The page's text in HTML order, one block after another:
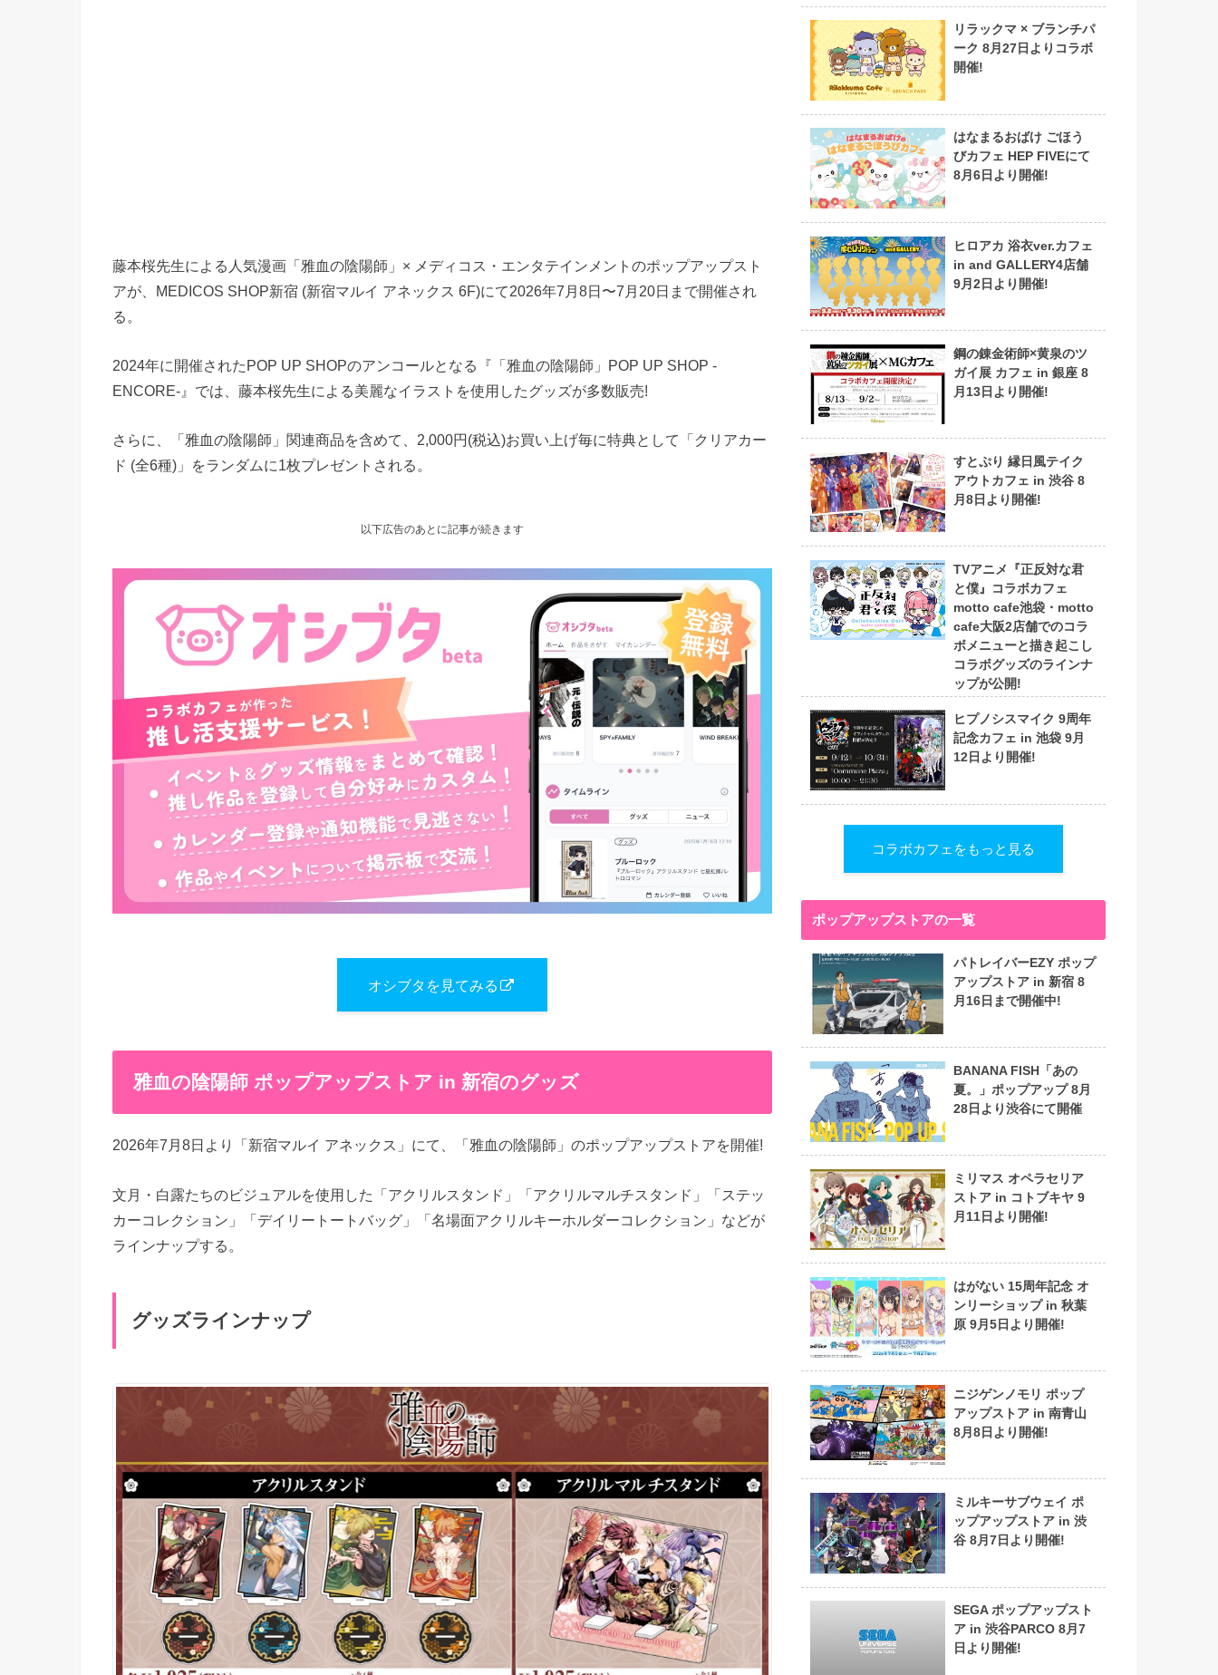
藤本桜先生による人気漫画「雅血の陰陽師」× メディコス・エンタテインメントのポップアップスト
アが、MEDICOS SHOP新宿 (新宿マルイ アネックス 6F)にて2026年7月8日〜7月20日まで開催され
る。
2024年に開催されたPOP UP SHOPのアンコールとなる『「雅血の陰陽師」POP UP SHOP -
ENCORE-』では、藤本桜先生による美麗なイラストを使用したグッズが多数販売!
さらに、「雅血の陰陽師」関連商品を含めて、2,000円(税込)お買い上げ毎に特典として「クリアカー
ド (全6種)」をランダムに1枚プレゼントされる。
以下広告のあとに記事が続きます
オシブタを見てみる
雅血の陰陽師 ポップアップストア in 新宿のグッズ
2026年7月8日より「新宿マルイ アネックス」にて、「雅血の陰陽師」のポップアップストアを開催!
文月・白露たちのビジュアルを使用した「アクリルスタンド」「アクリルマルチスタンド」「ステッ
カーコレクション」「デイリートートバッグ」「名場面アクリルキーホルダーコレクション」などが
ラインナップする。
グッズラインナップ
リラックマ × ブランチパ
ーク 8月27日よりコラボ
開催!
はなまるおばけ ごほう
びカフェ HEP FIVEにて
8月6日より開催!
ヒロアカ 浴衣ver.カフェ
in and GALLERY4店舗
9月2日より開催!
鋼の錬金術師×黄泉のツ
ガイ展 カフェ in 銀座 8
月13日より開催!
すとぷり 縁日風テイク
アウトカフェ in 渋谷 8
月8日より開催!
TVアニメ『正反対な君
と僕』コラボカフェ
motto cafe池袋・motto
cafe大阪2店舗でのコラ
ボメニューと描き起こし
コラボグッズのラインナ
ップが公開!
ヒプノシスマイク 9周年
記念カフェ in 池袋 9月
12日より開催!
コラボカフェをもっと見る
ポップアップストアの一覧
パトレイバーEZY ポップ
アップストア in 新宿 8
月16日まで開催中!
BANANA FISH「あの
夏。」ポップアップ 8月
28日より渋谷にて開催
ミリマス オペラセリア
ストア in コトブキヤ 9
月11日より開催!
はがない 15周年記念 オ
ンリーショップ in 秋葉
原 9月5日より開催!
ニジゲンノモリ ポップ
アップストア in 南青山
8月8日より開催!
ミルキーサブウェイ ポ
ップアップストア in 渋
谷 8月7日より開催!
SEGA ポップアップスト
ア in 渋谷PARCO 8月7
日より開催!